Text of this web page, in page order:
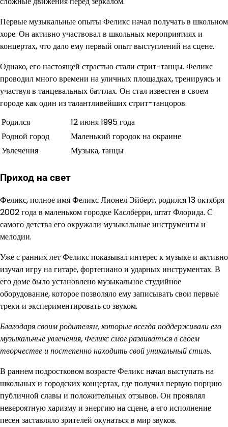
Первые музыкальные опыты Феликс начал получать в школьном
хоре. Он активно участвовал в школьных мероприятиях и
концертах, что дало ему первый опыт выступлений на сцене.
Однако, его настоящей страстью стали стрит-танцы. Феликс
проводил много времени на уличных площадках, тренируясь и
участвуя в танцевальных баттлах. Он стал известен в своем
городе как один из талантливейших стрит-танцоров.
Родился
12 июня 1995 года
Родной город
Маленький городок на окраине
Увлечения
Музыка, танцы
Приход на свет
Феликс, полное имя Феликс Лионел Эйберт, родился 13 октября
2002 года в маленьком городке Каслберри, штат Флорида. С
самого детства его окружали музыкальные инструменты и
мелодии.
Уже с ранних лет Феликс показывал интерес к музыке и активно
изучал игру на гитаре, фортепиано и ударных инструментах. В
его доме было установлено музыкальное студийное
оборудование, которое позволяло ему записывать свои первые
треки и экспериментировать со звуком.
Благодаря своим родителям, которые всегда поддерживали его
музыкальные увлечения, Феликс смог развиваться в своем
творчестве и постепенно находить свой уникальный стиль.
В раннем подростковом возрасте Феликс начал выступать на
школьных и городских концертах, где получил первую порцию
публичной славы и положительных отзывов. Он проявлял
невероятную харизму и энергию на сцене, а его исполнение
песен заставляло зрителей окунаться в мир звуков.